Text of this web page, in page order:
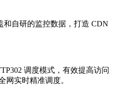
和自研的监控数据，打造 CDN
调度模式，有效提高访问
网实时精准调度。